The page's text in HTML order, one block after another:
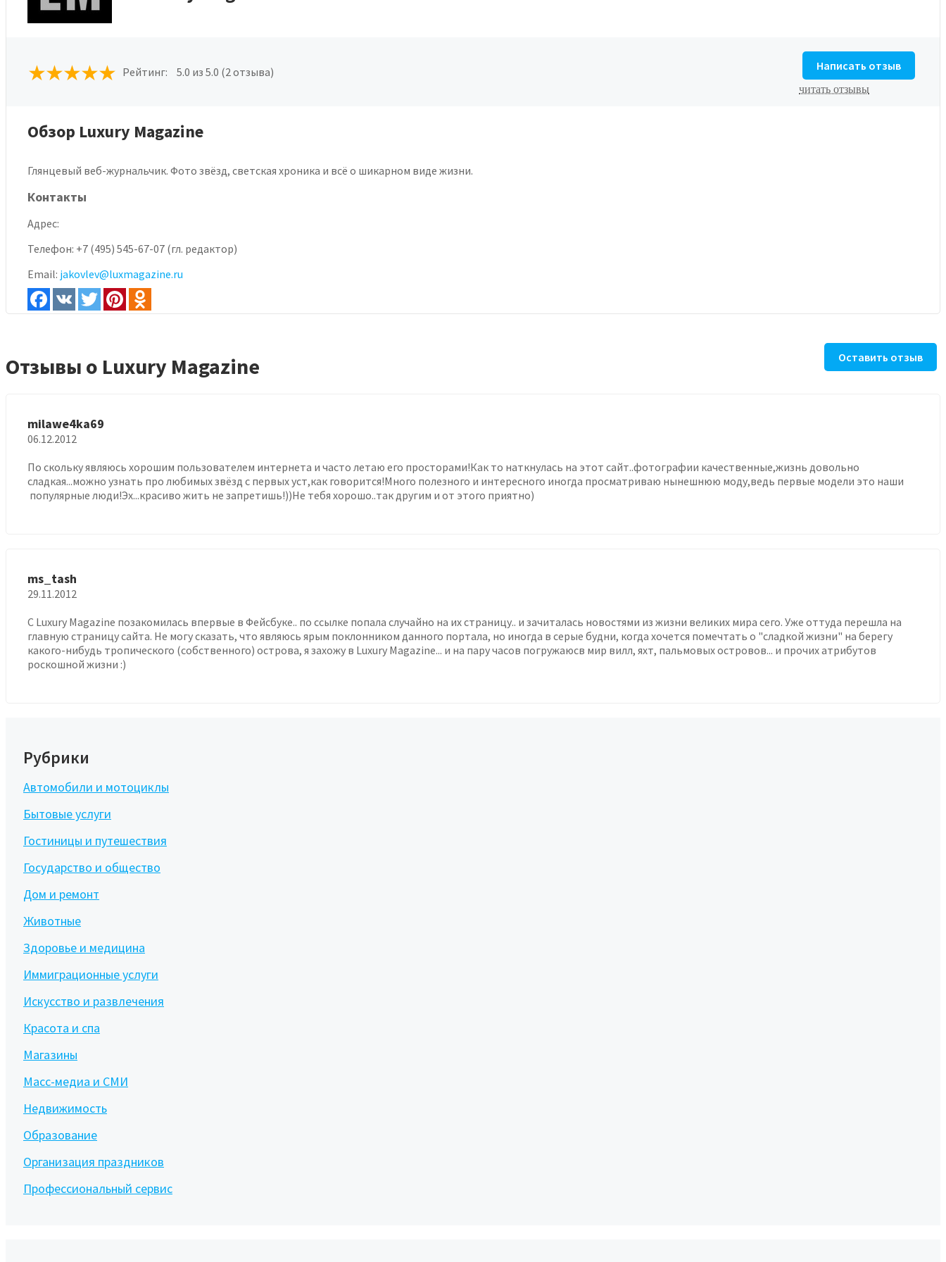
Рейтинг: 5.0 из 5.0 (2 отзыва) Написать отзыв
читать отзывы
Обзор Luxury Magazine
Глянцевый веб-журнальчик. Фото звёзд, светская хроника и всё о шикарном виде жизни.
Контакты
Адрес:
Телефон: +7 (495) 545-67-07 (гл. редактор)
Email: jakovlev@luxmagazine.ru
Отзывы о Luxury Magazine Оставить отзыв
milawe4ka69
06.12.2012
По скольку являюсь хорошим пользователем интернета и часто летаю его просторами!Как то наткнулась на этот сайт..фотографии качественные,жизнь довольно
сладкая...можно узнать про любимых звёзд с первых уст,как говорится!Много полезного и интересного иногда просматриваю нынешнюю моду,ведь первые модели это наши
популярные люди!Эх...красиво жить не запретишь!))Не тебя хорошо..так другим и от этого приятно)
ms_tash
29.11.2012
С Luxury Magazine позакомилась впервые в Фейсбуке.. по ссылке попала случайно на их страницу.. и зачиталась новостями из жизни великих мира сего. Уже оттуда перешла на
главную страницу сайта. Не могу сказать, что являюсь ярым поклонником данного портала, но иногда в серые будни, когда хочется помечтать о "сладкой жизни" на берегу
какого-нибудь тропического (собственного) острова, я захожу в Luxury Magazine... и на пару часов погружаюсв мир вилл, яхт, пальмовых островов... и прочих атрибутов
роскошной жизни :)
Рубрики
Автомобили и мотоциклы
Бытовые услуги
Гостиницы и путешествия
Государство и общество
Дом и ремонт
Животные
Здоровье и медицина
Иммиграционные услуги
Искусство и развлечения
Красота и спа
Магазины
Масс-медиа и СМИ
Недвижимость
Образование
Организация праздников
Профессиональный сервис